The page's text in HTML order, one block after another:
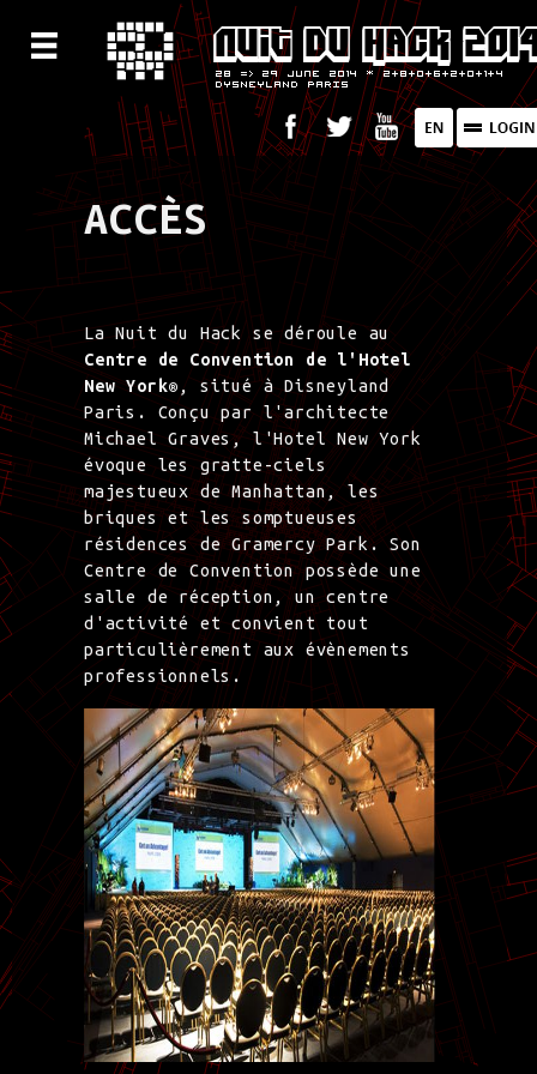
ACCÈS
La Nuit du Hack se déroule au
Centre de Convention de l'Hotel
New York® , situé à Disneyland
Paris. Conçu par l'architecte
Michael Graves, l'Hotel New York
évoque les gratte-ciels
majestueux de Manhattan, les
briques et les somptueuses
résidences de Gramercy Park. Son
Centre de Convention possède une
salle de réception, un centre
d'activité et convient tout
particulièrement aux évènements
professionnels.